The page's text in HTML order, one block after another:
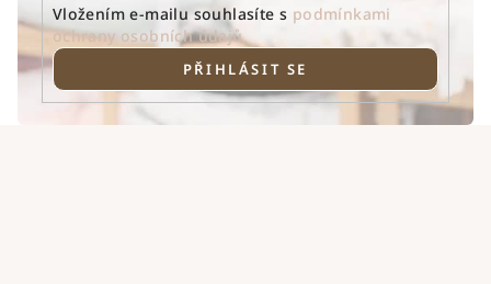
Vložením e-mailu souhlasíte s podmínkami
ochrany osobních údajů
PŘIHLÁSIT SE